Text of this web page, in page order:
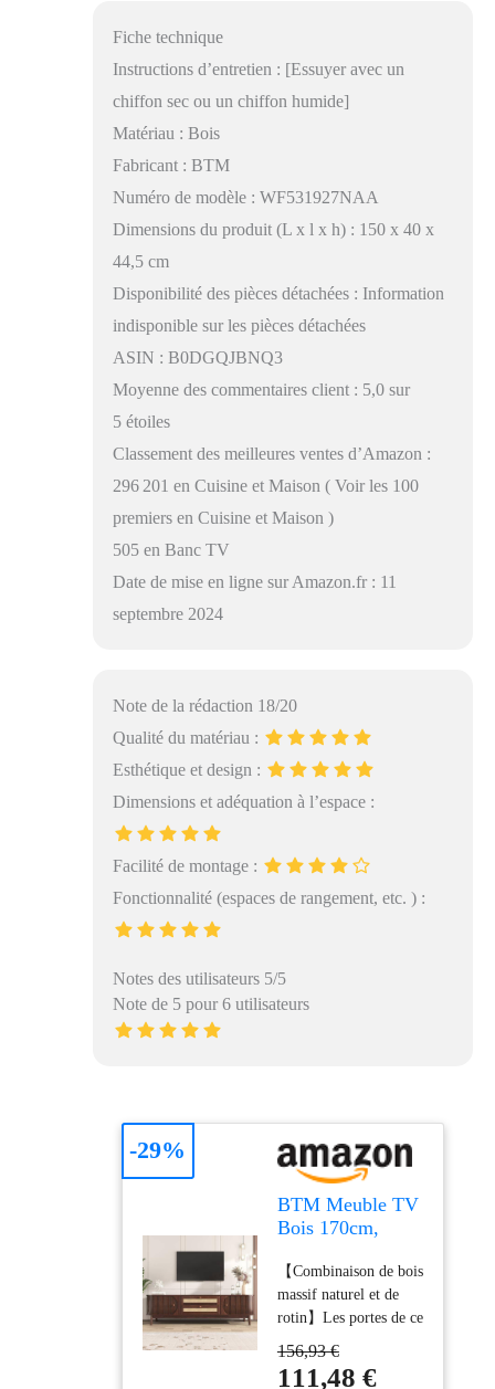
Fiche technique
Instructions d’entretien : [Essuyer avec un
chiffon sec ou un chiffon humide]
Matériau : Bois
Fabricant : BTM
Numéro de modèle : WF531927NAA
Dimensions du produit (L x l x h) : 150 x 40 x
44,5 cm
Disponibilité des pièces détachées : Information
indisponible sur les pièces détachées
ASIN : B0DGQJBNQ3
Moyenne des commentaires client : 5,0 sur
5 étoiles
Classement des meilleures ventes d’Amazon :
296 201 en Cuisine et Maison ( Voir les 100
premiers en Cuisine et Maison )
505 en Banc TV
Date de mise en ligne sur Amazon.fr : 11
septembre 2024
Note de la rédaction 18/20
Qualité du matériau :
Esthétique et design :
Dimensions et adéquation à l’espace :
Facilité de montage :
Fonctionnalité (espaces de rangement, etc. ) :
Notes des utilisateurs 5/5
Note de 5 pour 6 utilisateurs
BTM Meuble TV
Bois 170cm,
Porte
Coulissantes e
Tiroirs, Banc TV
avec Rangement,
Style Rustique
【Combinaison de bois
massif naturel et de
rotin】Les portes de ce
bois massif naturel,
156,93 €
111,48 €
-29%